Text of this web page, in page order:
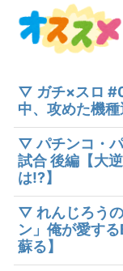
▽ ガチ×スロ
中、攻めた機種
▽ パチンコ・
試合 後編【大
は!?】
▽ れんじろう
ン」俺が愛す
蘇る】